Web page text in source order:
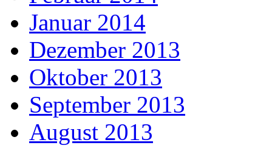
Januar 2014
Dezember 2013
Oktober 2013
September 2013
August 2013